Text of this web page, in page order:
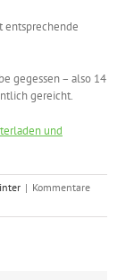
entsprechende
gegessen – also 14
gereicht.
und
| Kommentare